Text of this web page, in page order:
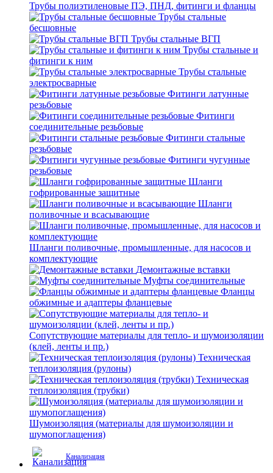
Трубы полиэтиленовые ПЭ, ПНД, фитинги и фланцы
Трубы стальные
бесшовные
Трубы стальные ВГП
Трубы стальные и
фитинги к ним
Трубы стальные
электросварные
Фитинги латунные
резьбовые
Фитинги
соединительные резьбовые
Фитинги стальные
резьбовые
Фитинги чугунные
резьбовые
Шланги
гофрированные защитные
Шланги
поливочные и всасывающие
Шланги поливочные, промышленные, для насосов и
комплектующие
Демонтажные вставки
Муфты соединительные
Фланцы
обжимные и адаптеры фланцевые
Сопутствующие материалы для тепло- и шумоизоляции
(клей, ленты и пр.)
Техническая
теплоизоляция (рулоны)
Техническая
теплоизоляция (трубки)
Шумоизоляция (материалы для шумоизоляции и
шумопоглащения)
Канализация